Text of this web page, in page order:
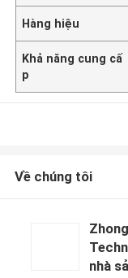
Hàng hiệu
Khả năng cung cấ
p
Về chúng tôi
nhà